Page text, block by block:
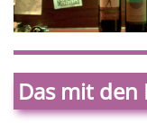
Das mit